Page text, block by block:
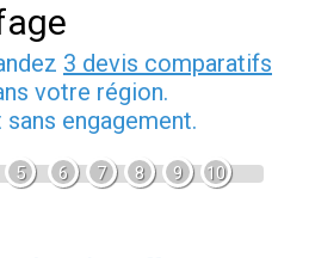
3 devis comparatifs
votre région.
engagement.
5 6 7 8 9 10